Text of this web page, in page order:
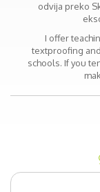
odvija preko
I offer
textproofing
schools. If you